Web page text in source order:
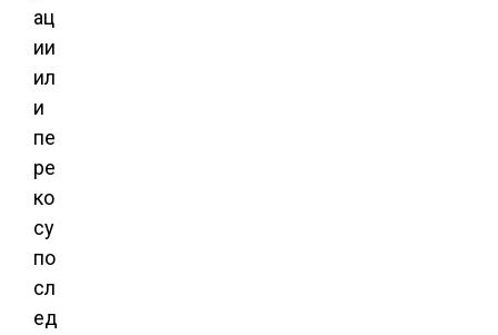
ац
ии
ил
и
пе
ре
ко
су
по
сл
ед